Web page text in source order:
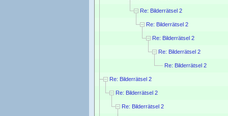
Re: Bilderrätsel 2
Re: Bilderrätsel 2
Re: Bilderrätsel 2
Re: Bilderrätsel 2
Re: Bilderrätsel 2
Re: Bilderrätsel 2
Re: Bilderrätsel 2
Re: Bilderrätsel 2